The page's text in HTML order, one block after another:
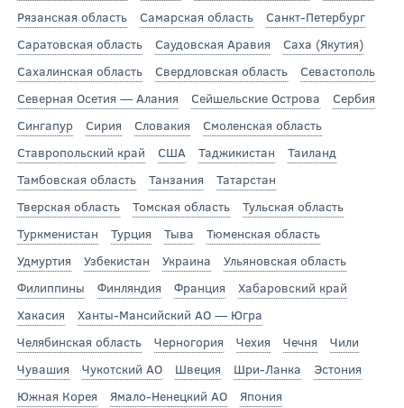
Рязанская область
Самарская область
Санкт-Петербург
Саратовская область
Саудовская Аравия
Саха (Якутия)
Сахалинская область
Свердловская область
Севастополь
Северная Осетия — Алания
Сейшельские Острова
Сербия
Сингапур
Сирия Словакия
Смоленская область
Ставропольский край
США Таджикистан
Таиланд
Тамбовская область
Танзания
Татарстан
Тверская область
Томская область
Тульская область
Туркменистан
Турция Тыва
Тюменская область
Удмуртия
Узбекистан Украина
Ульяновская область
Филиппины
Финляндия Франция
Хабаровский край
Хакасия
Ханты-Мансийский АО — Югра
Челябинская область
Черногория Чехия Чечня
Чили
Чувашия
Чукотский АО Швеция Шри-Ланка
Эстония
Южная Корея
Ямало-Ненецкий АО
Япония